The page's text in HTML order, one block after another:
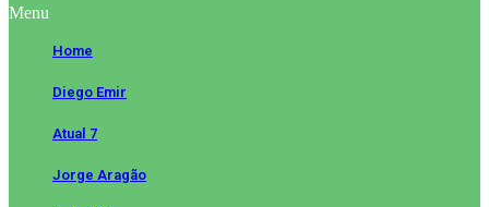
Menu
Home
Diego Emir
Atual 7
Jorge Aragão